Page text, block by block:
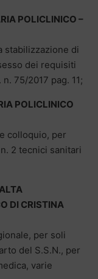
POLICLINICO –
stabilizzazione di
dei requisiti
75/2017 pag. 11;
POLICLINICO
colloquio, per
2 tecnici sanitari
DI CRISTINA
per soli
del S.S.N., per
varie